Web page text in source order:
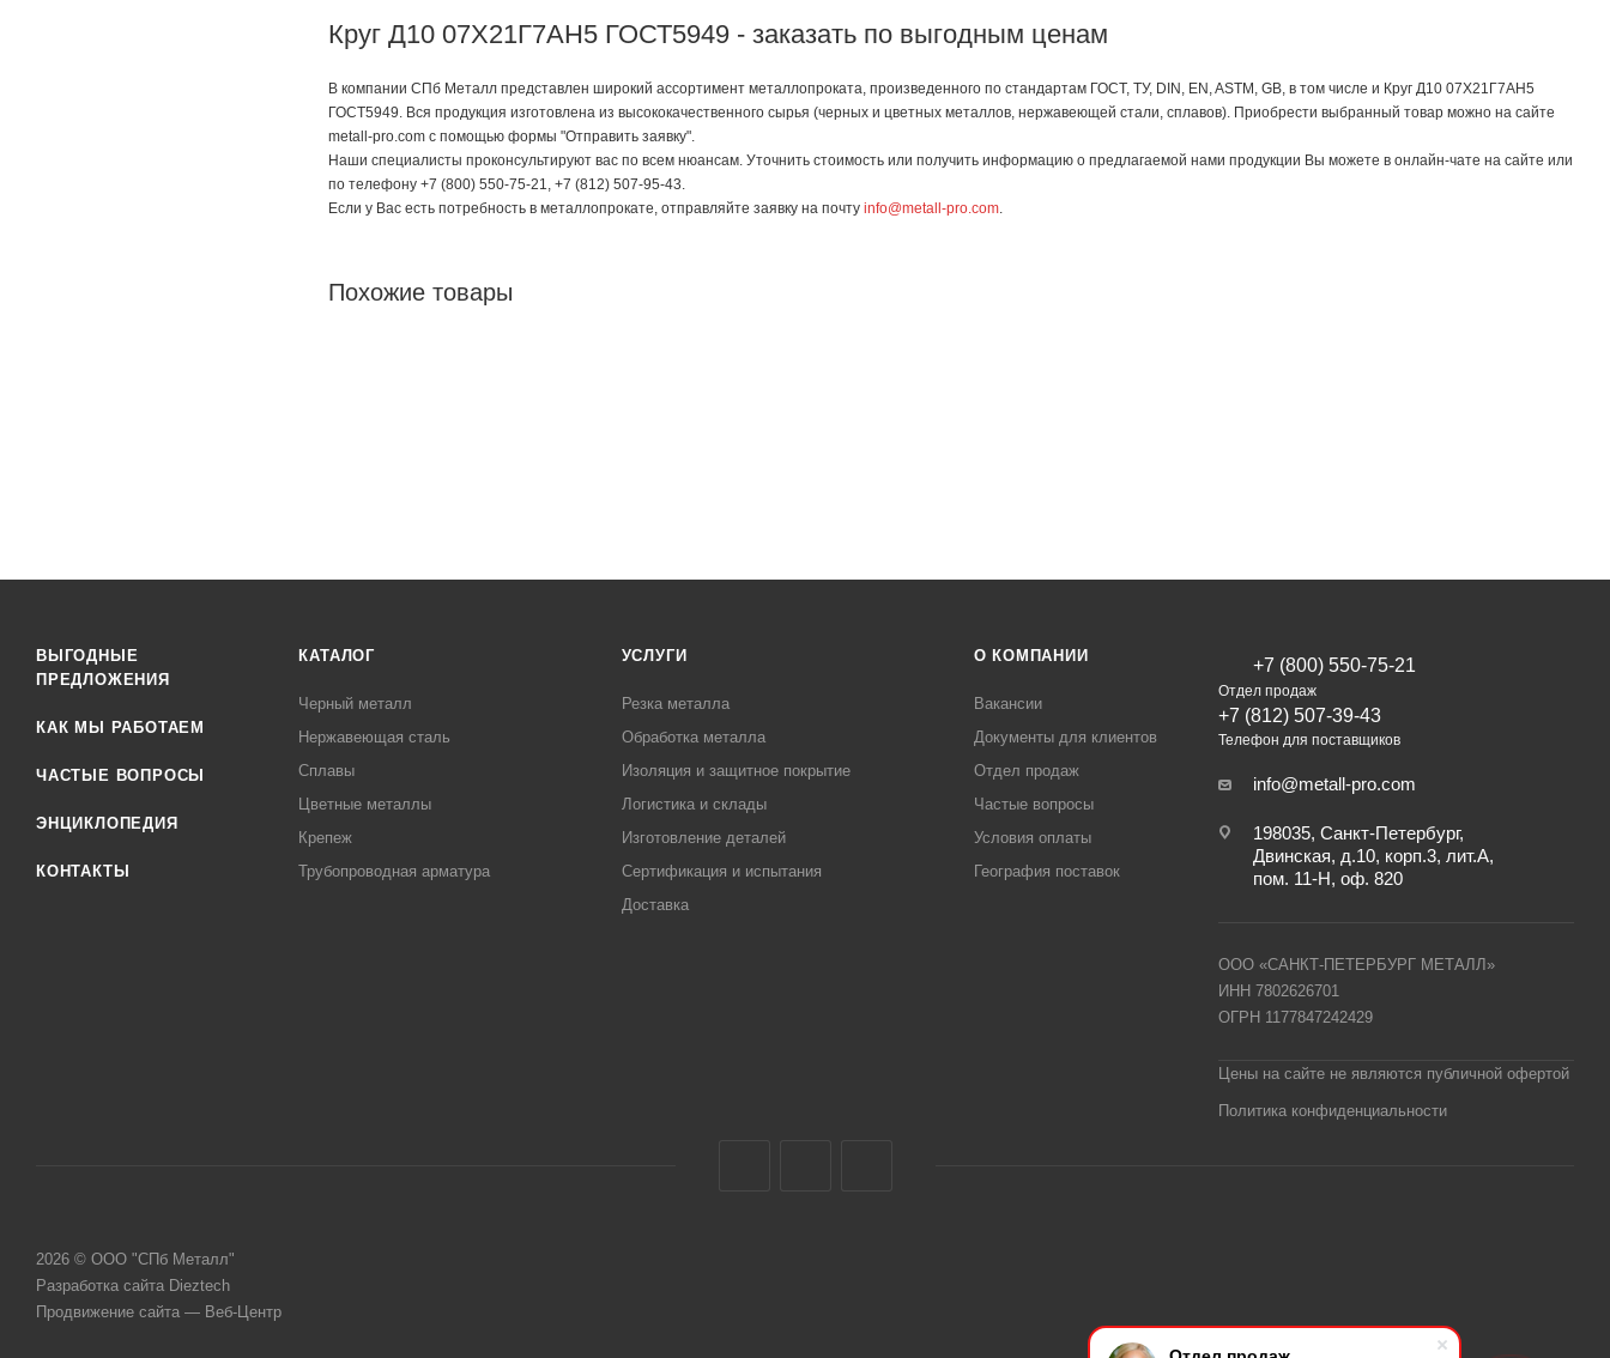
Круг Д10 07Х21Г7АН5 ГОСТ5949 - заказать по выгодным ценам
В компании СПб Металл представлен широкий ассортимент металлопроката, произведенного по стандартам ГОСТ, ТУ, DIN, EN, ASTM, GB, в том числе и Круг Д10 07Х21Г7АН5
ГОСТ5949. Вся продукция изготовлена из высококачественного сырья (черных и цветных металлов, нержавеющей стали, сплавов). Приобрести выбранный товар можно на сайте
metall-pro.com с помощью формы "Отправить заявку".
Наши специалисты проконсультируют вас по всем нюансам. Уточнить стоимость или получить информацию о предлагаемой нами продукции Вы можете в онлайн-чате на сайте или
по телефону +7 (800) 550-75-21, +7 (812) 507-95-43.
Если у Вас есть потребность в металлопрокате, отправляйте заявку на почту info@metall-pro.com.
Похожие товары
ВЫГОДНЫЕ
ПРЕДЛОЖЕНИЯ
КАК МЫ РАБОТАЕМ
ЧАСТЫЕ ВОПРОСЫ
ЭНЦИКЛОПЕДИЯ
КОНТАКТЫ
КАТАЛОГ
Черный металл
Нержавеющая сталь
Сплавы
Цветные металлы
Крепеж
Трубопроводная арматура
УСЛУГИ
Резка металла
Обработка металла
Изоляция и защитное покрытие
Логистика и склады
Изготовление деталей
Сертификация и испытания
Доставка
О КОМПАНИИ
Вакансии
Документы для клиентов
Отдел продаж
Частые вопросы
Условия оплаты
География поставок
+7 (800) 550-75-21
Отдел продаж
+7 (812) 507-39-43
Телефон для поставщиков
info@metall-pro.com
198035, Санкт-Петербург,
Двинская, д.10, корп.3, лит.А,
пом. 11-Н, оф. 820
ООО «САНКТ-ПЕТЕРБУРГ МЕТАЛЛ»
ИНН 7802626701
ОГРН 1177847242429
Цены на сайте не являются публичной офертой
Политика конфиденциальности
2026 © ООО "СПб Металл"
Разработка сайта Dieztech
Продвижение сайта — Веб-Центр